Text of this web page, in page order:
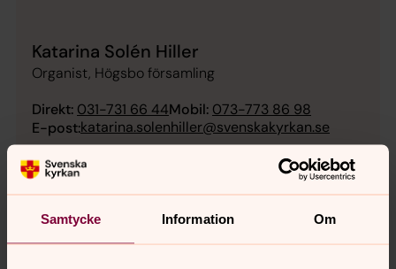
Samtycke Information Om
Katarina Solén Hiller
Organist, Högsbo församling
Direkt: 031-731 66 44Mobil: 073-773 86 98
E-post:katarina.solenhiller@svenskakyrkan.se
Mer om Katarina Solén Hiller
Organist